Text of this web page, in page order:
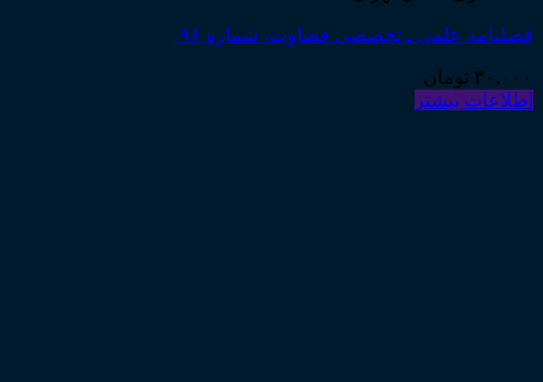
فصلنامه علمی ـ تخصصی قضاوت، شماره ۹۶
۳۰,۰۰۰ تومان
اطلاعات بیشتر